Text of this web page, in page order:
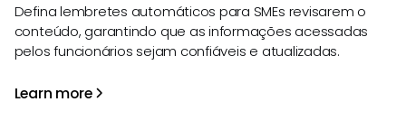
Defina lembretes automáticos para SMEs revisarem o
conteúdo, garantindo que as informações acessadas
pelos funcionários sejam confiáveis e atualizadas.
Learn more